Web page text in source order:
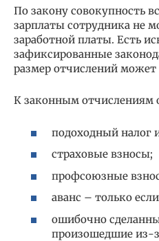
По закону совокупность
зарплаты сотрудника не
заработной платы. Есть
зафиксированные
размер отчислений может
К законным отчислениям
подоходный налог
страховые взносы;
профсоюзные
аванс – только
ошибочно
произошедшие из-